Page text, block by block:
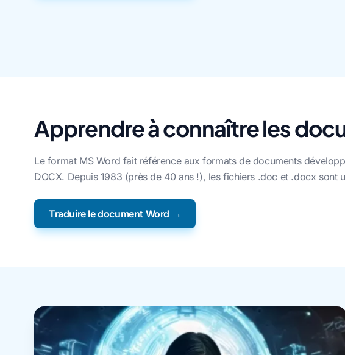
Apprendre à connaître les
Le format MS Word fait référence aux formats de documents
DOCX. Depuis 1983 (près de 40 ans !), les fichiers .doc et .docx
Traduire le document Word →